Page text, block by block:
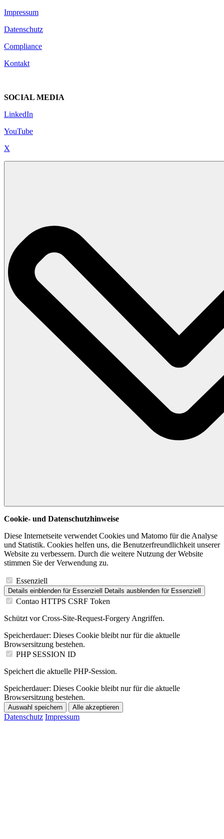
Impressum
Datenschutz
Compliance
Kontakt
SOCIAL MEDIA
LinkedIn
YouTube
X
Cookie- und Datenschutzhinweise
Diese Internetseite verwendet Cookies und Matomo für die Analyse
und Statistik. Cookies helfen uns, die Benutzerfreundlichkeit unserer
Website zu verbessern. Durch die weitere Nutzung der Website
stimmen Sie der Verwendung zu.
Essenziell
Details einblenden für Essenziell Details ausblenden für Essenziell
Contao HTTPS CSRF Token
Schützt vor Cross-Site-Request-Forgery Angriffen.
Speicherdauer: Dieses Cookie bleibt nur für die aktuelle
Browsersitzung bestehen.
PHP SESSION ID
Speichert die aktuelle PHP-Session.
Speicherdauer: Dieses Cookie bleibt nur für die aktuelle
Browsersitzung bestehen.
Auswahl speichern Alle akzeptieren
Datenschutz Impressum